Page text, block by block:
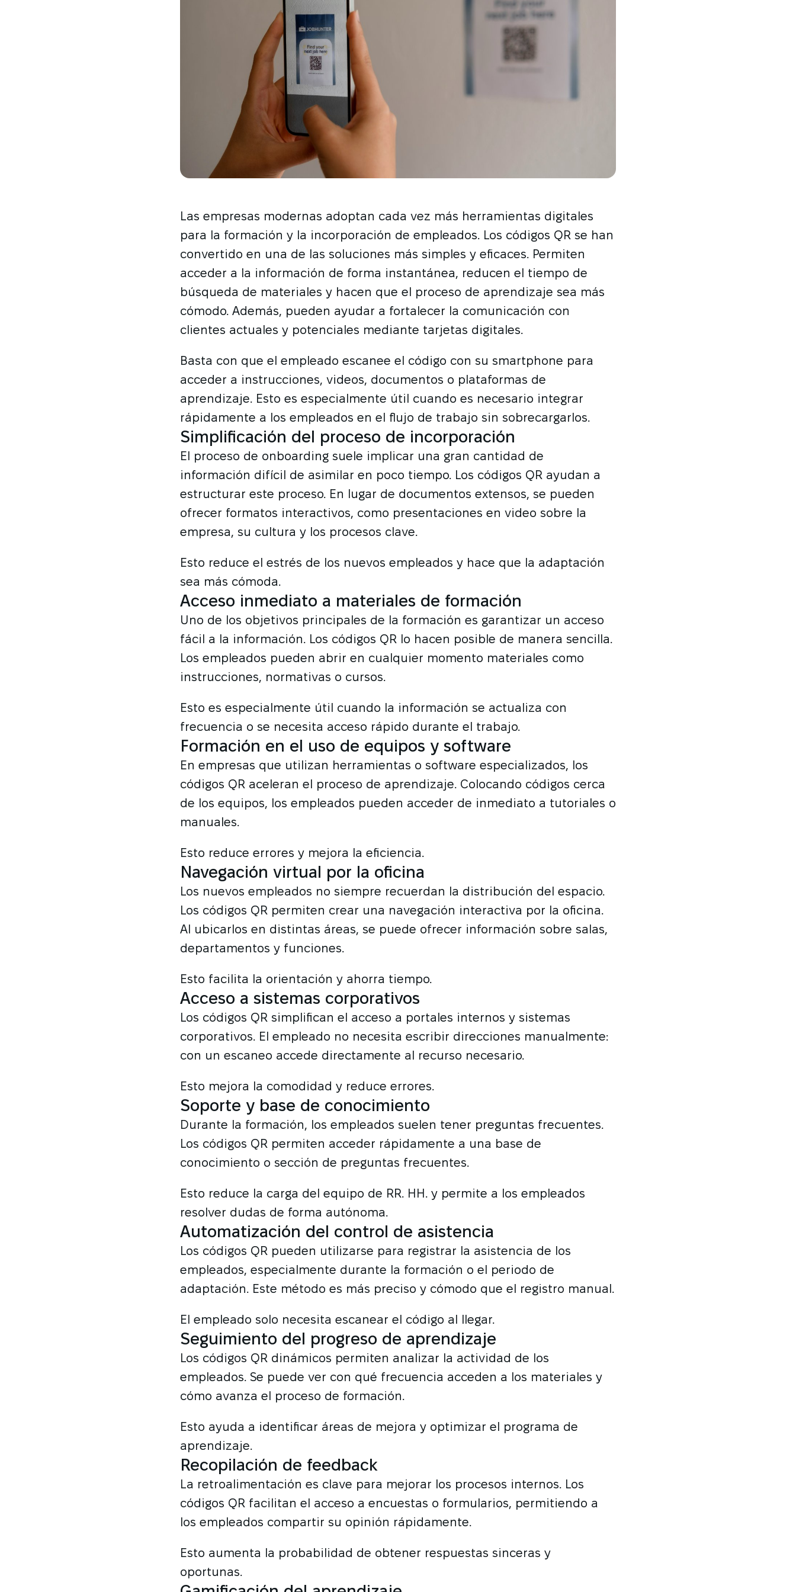
Las empresas modernas adoptan cada vez más herramientas digitales
para la formación y la incorporación de empleados. Los códigos QR se han
convertido en una de las soluciones más simples y eficaces. Permiten
acceder a la información de forma instantánea, reducen el tiempo de
búsqueda de materiales y hacen que el proceso de aprendizaje sea más
cómodo. Además, pueden ayudar a fortalecer la comunicación con
clientes actuales y potenciales mediante tarjetas digitales.
Basta con que el empleado escanee el código con su smartphone para
acceder a instrucciones, videos, documentos o plataformas de
aprendizaje. Esto es especialmente útil cuando es necesario integrar
rápidamente a los empleados en el flujo de trabajo sin sobrecargarlos.
Simplificación del proceso de incorporación
El proceso de onboarding suele implicar una gran cantidad de
información difícil de asimilar en poco tiempo. Los códigos QR ayudan a
estructurar este proceso. En lugar de documentos extensos, se pueden
ofrecer formatos interactivos, como presentaciones en video sobre la
empresa, su cultura y los procesos clave.
Esto reduce el estrés de los nuevos empleados y hace que la adaptación
sea más cómoda.
Acceso inmediato a materiales de formación
Uno de los objetivos principales de la formación es garantizar un acceso
fácil a la información. Los códigos QR lo hacen posible de manera sencilla.
Los empleados pueden abrir en cualquier momento materiales como
instrucciones, normativas o cursos.
Esto es especialmente útil cuando la información se actualiza con
frecuencia o se necesita acceso rápido durante el trabajo.
Formación en el uso de equipos y software
En empresas que utilizan herramientas o software especializados, los
códigos QR aceleran el proceso de aprendizaje. Colocando códigos cerca
de los equipos, los empleados pueden acceder de inmediato a tutoriales o
manuales.
Esto reduce errores y mejora la eficiencia.
Navegación virtual por la oficina
Los nuevos empleados no siempre recuerdan la distribución del espacio.
Los códigos QR permiten crear una navegación interactiva por la oficina.
Al ubicarlos en distintas áreas, se puede ofrecer información sobre salas,
departamentos y funciones.
Esto facilita la orientación y ahorra tiempo.
Acceso a sistemas corporativos
Los códigos QR simplifican el acceso a portales internos y sistemas
corporativos. El empleado no necesita escribir direcciones manualmente:
con un escaneo accede directamente al recurso necesario.
Esto mejora la comodidad y reduce errores.
Soporte y base de conocimiento
Durante la formación, los empleados suelen tener preguntas frecuentes.
Los códigos QR permiten acceder rápidamente a una base de
conocimiento o sección de preguntas frecuentes.
Esto reduce la carga del equipo de RR. HH. y permite a los empleados
resolver dudas de forma autónoma.
Automatización del control de asistencia
Los códigos QR pueden utilizarse para registrar la asistencia de los
empleados, especialmente durante la formación o el periodo de
adaptación. Este método es más preciso y cómodo que el registro manual.
El empleado solo necesita escanear el código al llegar.
Seguimiento del progreso de aprendizaje
Los códigos QR dinámicos permiten analizar la actividad de los
empleados. Se puede ver con qué frecuencia acceden a los materiales y
cómo avanza el proceso de formación.
Esto ayuda a identificar áreas de mejora y optimizar el programa de
aprendizaje.
Recopilación de feedback
La retroalimentación es clave para mejorar los procesos internos. Los
códigos QR facilitan el acceso a encuestas o formularios, permitiendo a
los empleados compartir su opinión rápidamente.
Esto aumenta la probabilidad de obtener respuestas sinceras y
oportunas.